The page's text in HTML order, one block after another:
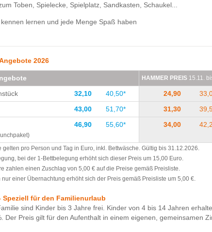
Toben, Spielecke, Spielplatz, Sandkasten, Schaukel...
lernen und jede Menge Spaß haben
2026
32,10
40,50*
43,00
51,70*
46,90 55,60*
HAMMER PREIS 15.11.
24,90
31,30
34,00
pro Person und Tag in Euro, inkl. Bettwäsche. Gültig bis 31.12.2026.
bei der 1-Bettbelegung erhöht sich dieser Preis um 15,00 Euro.
zahlen einen Zuschlag von 5,00 € auf die Preise gemäß Preisliste.
einer Übernachtung erhöht sich der Preis gemäß Preisliste um 5,00 €.
Speziell für den Familienurlaub
sind Kinder bis 3 Jahre frei. Kinder von 4 bis 14 Jahren
Der Preis gilt für den Aufenthalt in einem eigenen, gemeinsamen